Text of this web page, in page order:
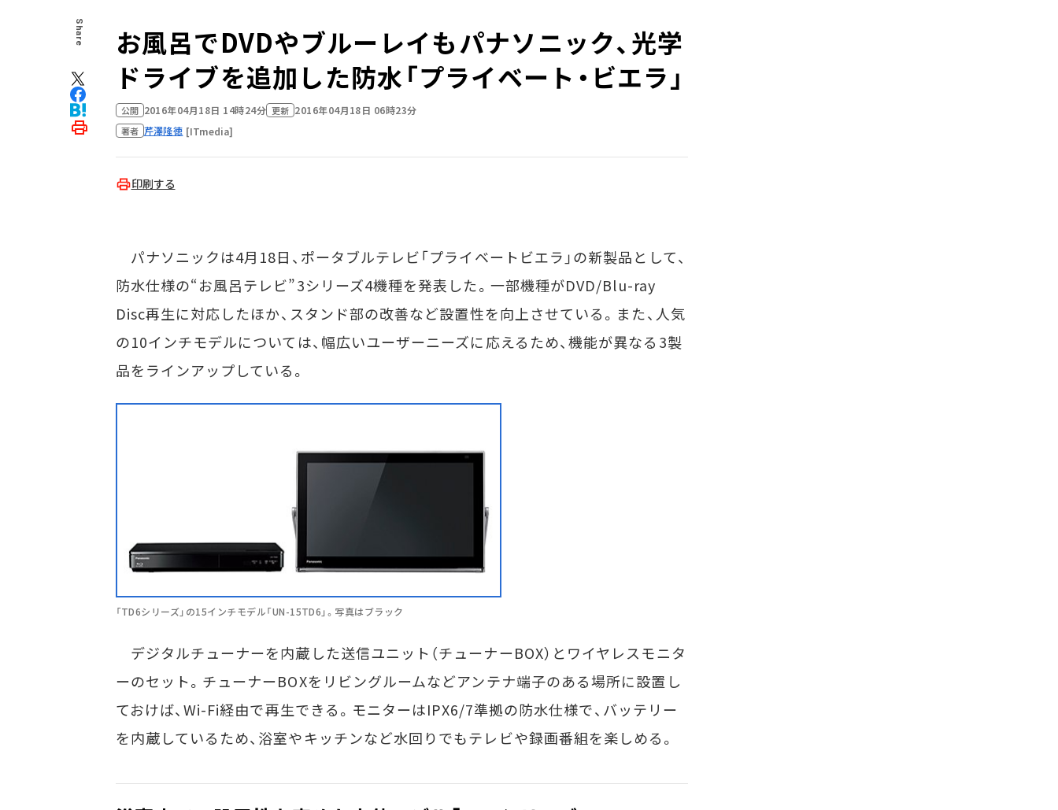
Share
お風呂でDVDやブルーレイも――パナソニック、光学
ドライブを追加した防水「プライベート・ビエラ」
公開 2016年04月18日 14時24分 更新 2016年04月18日 06時23分
著者 芹澤隆徳 [ITmedia]
印刷する
パナソニックは4月18日、ポータブルテレビ「プライベートビエラ」の新製品として、
防水仕様の“お風呂テレビ”3シリーズ4機種を発表した。一部機種がDVD/Blu-ray
Disc再生に対応したほか、スタンド部の改善など設置性を向上させている。また、人気
の10インチモデルについては、幅広いユーザーニーズに応えるため、機能が異なる3製
品をラインアップしている。
「TD6シリーズ」の15インチモデル「UN-15TD6」。写真はブラック
デジタルチューナーを内蔵した送信ユニット（チューナーBOX）とワイヤレスモニタ
ーのセット。チューナーBOXをリビングルームなどアンテナ端子のある場所に設置し
ておけば、Wi-Fi経由で再生できる。モニターはIPX6/7準拠の防水仕様で、バッテリー
を内蔵しているため、浴室やキッチンなど水回りでもテレビや録画番組を楽しめる。